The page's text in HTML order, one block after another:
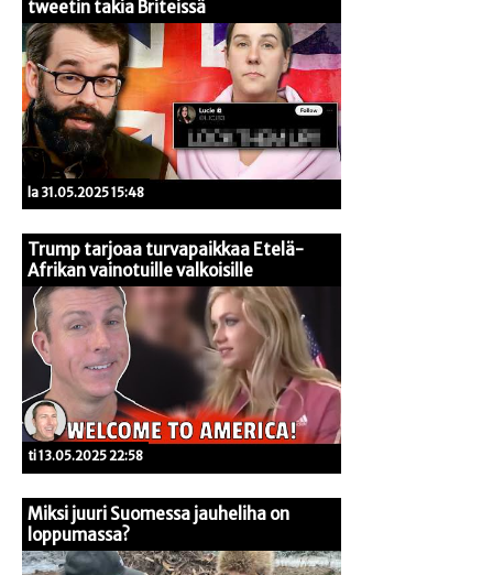
tweetin takia Briteissä
la 31.05.2025 15:48
Trump tarjoaa turvapaikkaa Etelä-
Afrikan vainotuille valkoisille
ti 13.05.2025 22:58
Miksi juuri Suomessa jauheliha on
loppumassa?